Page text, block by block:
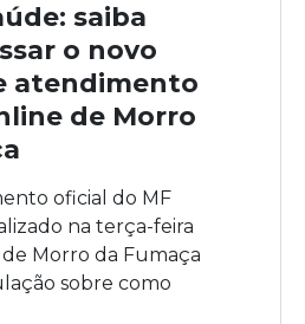
saiba
o novo
atendimento
de Morro
oficial do MF
na terça-feira
Morro da Fumaça
sobre como